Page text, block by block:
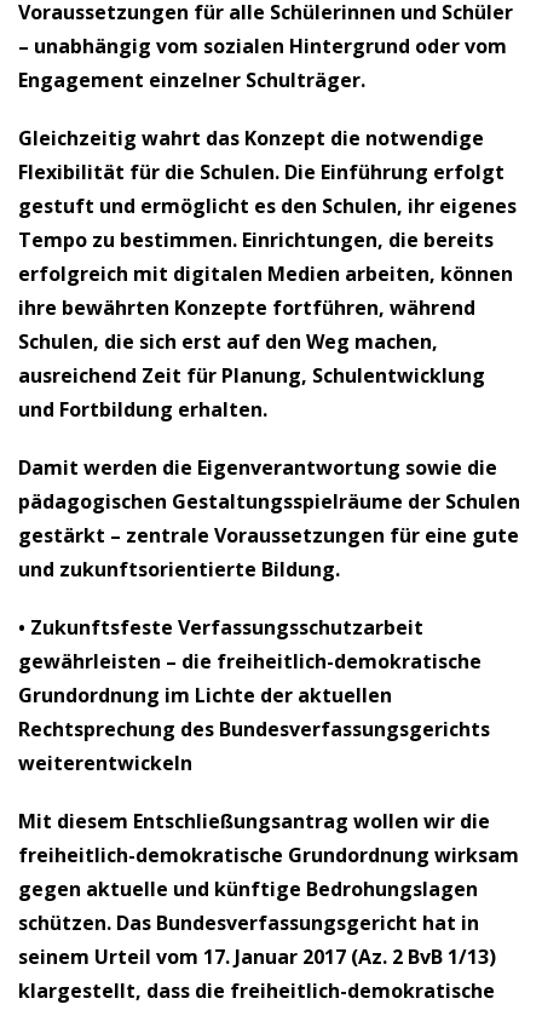
Voraussetzungen für alle Schülerinnen und Schüler
– unabhängig vom sozialen Hintergrund oder vom
Engagement einzelner Schulträger.
Gleichzeitig wahrt das Konzept die notwendige
Flexibilität für die Schulen. Die Einführung erfolgt
gestuft und ermöglicht es den Schulen, ihr eigenes
Tempo zu bestimmen. Einrichtungen, die bereits
erfolgreich mit digitalen Medien arbeiten, können
ihre bewährten Konzepte fortführen, während
Schulen, die sich erst auf den Weg machen,
ausreichend Zeit für Planung, Schulentwicklung
und Fortbildung erhalten.
Damit werden die Eigenverantwortung sowie die
pädagogischen Gestaltungsspielräume der Schulen
gestärkt – zentrale Voraussetzungen für eine gute
und zukunftsorientierte Bildung.
• Zukunftsfeste Verfassungsschutzarbeit
gewährleisten – die freiheitlich-demokratische
Grundordnung im Lichte der aktuellen
Rechtsprechung des Bundesverfassungsgerichts
weiterentwickeln
Mit diesem Entschließungsantrag wollen wir die
freiheitlich-demokratische Grundordnung wirksam
gegen aktuelle und künftige Bedrohungslagen
schützen. Das Bundesverfassungsgericht hat in
seinem Urteil vom 17. Januar 2017 (Az. 2 BvB 1/13)
klargestellt, dass die freiheitlich-demokratische